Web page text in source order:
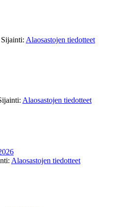
Sijainti: Alaosastojen tiedotteet
Alaosastojen tiedotteet
Alaosastojen tiedotteet